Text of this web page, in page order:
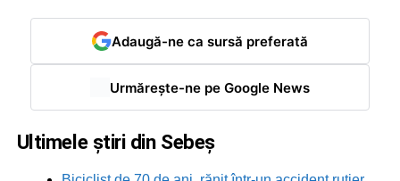
Adaugă-ne ca sursă preferată
Urmărește-ne pe Google News
Ultimele știri din Sebeș